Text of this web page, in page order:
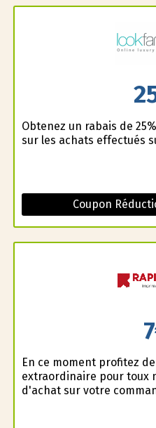
Obtenez un rabais de
sur les achats effectués
Coupon
En ce moment profitez
extraordinaire pour toux
d'achat sur votre